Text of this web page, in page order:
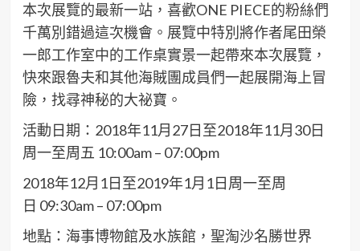
本次展覽的最新一站，喜歡ONE PIECE的粉絲們
千萬別錯過這次機會。展覽中特別將作者尾田榮
一郎工作室中的工作桌實景一起帶來本次展覽，
快來跟魯夫和其他海賊團成員們一起展開海上冒
險，找尋神秘的大祕寶。
活動日期：2018年11月27日至2018年11月30日
周一至周五 10:00am – 07:00pm
2018年12月1日至2019年1月1日周一至周
日 09:30am – 07:00pm
地點：海事博物館及水族館，聖淘沙名勝世界